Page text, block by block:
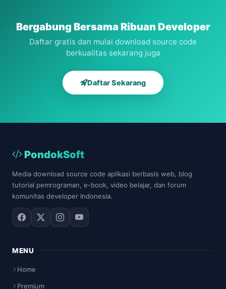
Bergabung Bersama Ribuan Developer
Daftar gratis dan mulai download source code
berkualitas sekarang juga
Daftar Sekarang
PondokSoft
Media download source code aplikasi berbasis web, blog
tutorial pemrograman, e-book, video belajar, dan forum
komunitas developer Indonesia.
MENU
Home
Premium